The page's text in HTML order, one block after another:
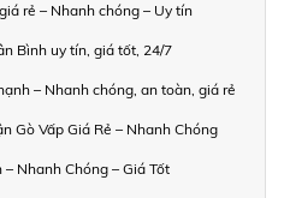
rẻ – Nhanh chóng – Uy tín
Bình uy tín, giá tốt, 24/7
– Nhanh chóng, an toàn, giá rẻ
Gò Vấp Giá Rẻ – Nhanh Chóng
Nhanh Chóng – Giá Tốt